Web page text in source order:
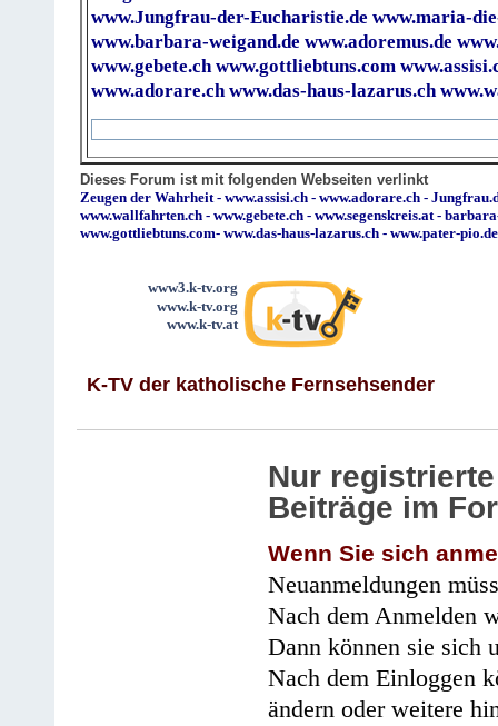
www.Jungfrau-der-Eucharistie.de www.maria-
www.barbara-weigand.de www.adoremus.de
www.gebete.ch www.gottliebtuns.com
www.adorare.ch www.das-haus-lazarus.ch
Dieses Forum ist mit folgenden Webseiten verlinkt
Zeugen der Wahrheit- www.assisi.ch - www.adorare.ch -
www.wallfahrten.ch - www.gebete.ch - www.segenskreis.at-
www.gottliebtuns.com- www.das-haus-lazarus.ch - www.pater-pio.de
www3.k-tv.org
www.k-tv.org
www.k-tv.at
K-TV der katholische Fernsehsender
Nur
Beiträge im
Wenn Sie sich
Neuanmeldungen
Nach dem Anmelden
Dann können sie sich
Nach dem Einloggen
ändern oder weitere